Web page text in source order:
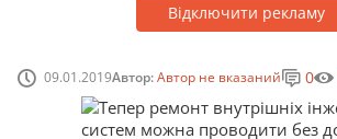
Відключити рекламу
09.01.2019Автор:Автор не вказаний 0